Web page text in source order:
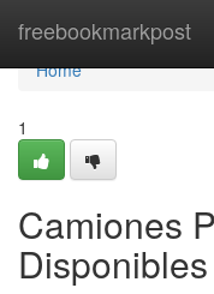
freebookmarkpost
Home
Home
1
Camiones